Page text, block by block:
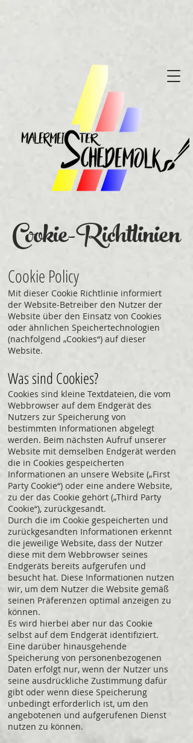
Cookie-Richtlinien
Cookie Policy
Mit dieser Cookie Richtlinie informiert
der Website-Betreiber den Nutzer der
Website über den Einsatz von Cookies
oder ähnlichen Speichertechnologien
(nachfolgend „Cookies“) auf dieser
Website.
Was sind Cookies?
Cookies sind kleine Textdateien, die vom
Webbrowser auf dem Endgerät des
Nutzers zur Speicherung von
bestimmten Informationen abgelegt
werden. Beim nächsten Aufruf unserer
Website mit demselben Endgerät werden
die in Cookies gespeicherten
Informationen an unsere Website („First
Party Cookie“) oder eine andere Website,
zu der das Cookie gehört („Third Party
Cookie“), zurückgesandt.
Durch die im Cookie gespeicherten und
zurückgesandten Informationen erkennt
die jeweilige Website, dass der Nutzer
diese mit dem Webbrowser seines
Endgeräts bereits aufgerufen und
besucht hat. Diese Informationen nutzen
wir, um dem Nutzer die Website gemäß
seinen Präferenzen optimal anzeigen zu
können.
Es wird hierbei aber nur das Cookie
selbst auf dem Endgerät identifiziert.
Eine darüber hinausgehende
Speicherung von personenbezogenen
Daten erfolgt nur, wenn der Nutzer uns
seine ausdrückliche Zustimmung dafür
gibt oder wenn diese Speicherung
unbedingt erforderlich ist, um den
angebotenen und aufgerufenen Dienst
nutzen zu können.